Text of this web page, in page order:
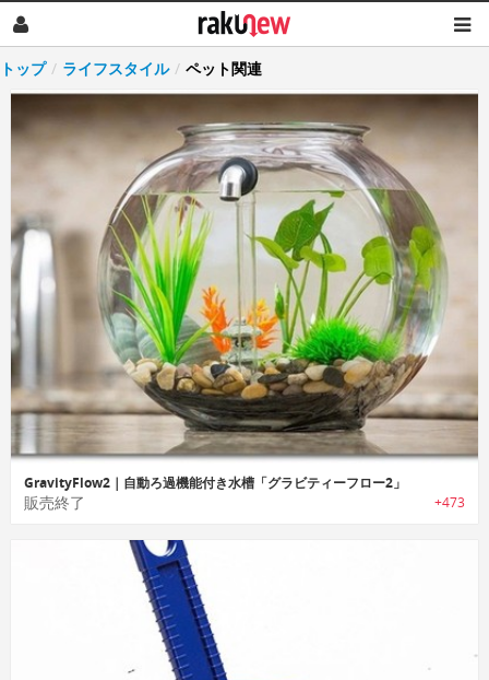
トップ / ライフスタイル / ペット関連
GravityFlow2｜自動ろ過機能付き水槽「グラビティーフロー2」
販売終了 +473